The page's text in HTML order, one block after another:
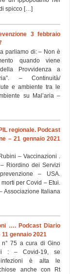
spicco […]
3 febbraio
di: – Non è
quando viene
Provvidenza a
– Continuità/
e ambiente tra le
su Mal’aria –
regionale. Podcast
– 21 gennaio 2021
– Vaccinazioni .
Riordino dei Servizi
– USA.
per Covid – Etui.
Associazione Italiana
…. Podcast Diario
11 gennaio 2021
75 a cura di Gino
: – Covid-19, se
infezioni è alta le
anche con Rt